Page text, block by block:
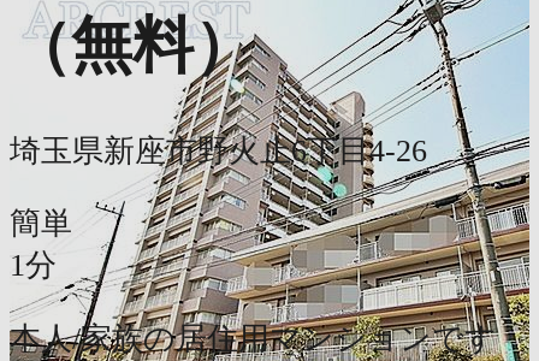
（無料）
埼玉県新座市野火止6丁目4-26
簡単
1分
本人/家族の居住用マンションです